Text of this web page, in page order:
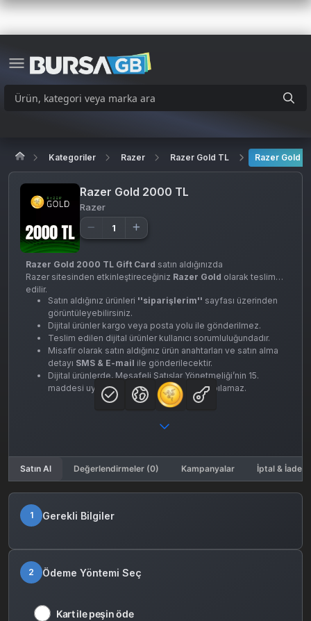
Kategoriler Razer Razer Gold TL Razer Gold
Razer Gold 2000 TL
Razer
Razer Gold 2000 TL Gift Card satın aldığınızda
Razer sitesinden etkinleştireceğiniz Razer Gold olarak teslim
edilir.
Satın aldığınız ürünleri ''siparişlerim'' sayfası üzerinden
görüntüleyebilirsiniz.
Dijital ürünler kargo veya posta yolu ile gönderilmez.
Teslim edilen dijital ürünler kullanıcı sorumluluğundadır.
Misafir olarak satın aldığınız ürün anahtarları ve satın alma
detayı SMS & E-mail ile gönderilecektir.
Dijital ürünlerde, Mesafeli Satışlar Yönetmeliği’nin 15.
maddesi uyarınca ürün iadesi ve iptali yapılamaz.
Satın Al Değerlendirmeler (0) Kampanyalar İptal & İade
1 Gerekli Bilgiler
2 Ödeme Yöntemi Seç
Kart ile peşin öde